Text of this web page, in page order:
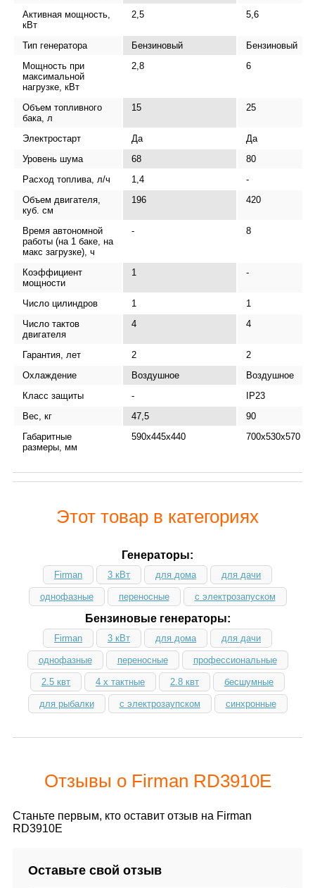
Активная мощность,
кВт
2,5 5,6
Тип генератора Бензиновый
Бензиновый
Мощность при
максимальной
нагрузке, кВт
2,8 6
Объем топливного
бака, л
15 25
Электростарт Да
Да
Уровень шума
68
80
Расход топлива, л/ч
1,4
-
Объем двигателя,
куб. см
196 420
Время автономной
работы (на 1 баке, на
макс загрузке), ч
- 8
Коэффициент
мощности
1 -
Число цилиндров 1
1
Число тактов
двигателя
4 4
Гарантия, лет 2
2
Охлаждение
Воздушное
Воздушное
Класс защиты
-
IP23
Вес, кг
47,5
90
Габаритные
размеры, мм
590x445x440 700х530х570
Этот товар в категориях
Генераторы:
Firman 3 кВт для дома для дачи
однофазные переносные с электрозапуском
Бензиновые генераторы:
Firman 3 кВт для дома для дачи
однофазные переносные профессиональные
2.5 квт 4 х тактные 2.8 квт бесшумные
для рыбалки с электрозаупском синхронные
Отзывы о Firman RD3910E
Станьте первым, кто оставит отзыв на Firman
RD3910E
Оставьте свой отзыв